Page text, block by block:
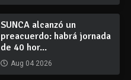
SUNCA alcanzó un
preacuerdo: habrá jornada
de 40 hor...
Aug 04 2026